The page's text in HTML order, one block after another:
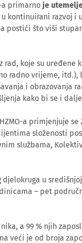
a primarno je
kontinuirani razvoj i
postići što viši
rad, koje su
radno vrijeme,
i obrazovanja
kako bi se i
a primjenjuje
složenosti
službama,
djelokruga u
– pet
a 99 % njih
veći je od broja